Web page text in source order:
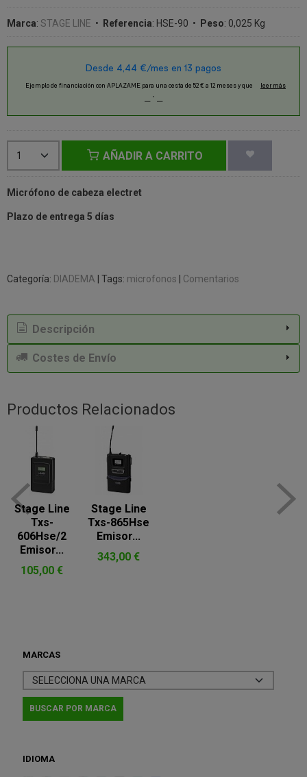
MARCAS
IDIOMA
Marca: STAGE LINE • Referencia: HSE-90 • Peso: 0,025 Kg
AÑADIR A CARRITO
Micrófono de cabeza electret
Plazo de entrega 5 días
Categoría: DIADEMA Tags: microfonos Comentarios
Descripción
Costes de Envío
Productos Relacionados
Stage Line
Txs-
606Hse/2
Emisor...
105,00 €
Stage Line
Txs-865Hse
Emisor...
343,00 €